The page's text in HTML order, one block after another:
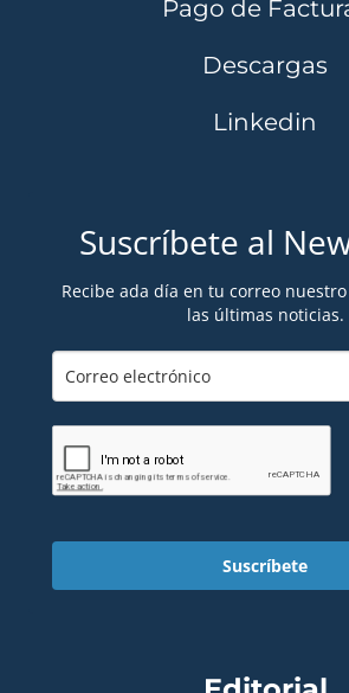
Pago de
Descargas
Linkedin
Suscríbete al
Recibe ada día en tu correo
las últimas noticias.
Suscríbete